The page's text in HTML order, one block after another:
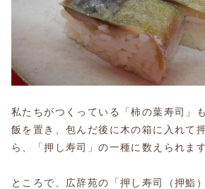
私たちがつくっている「柿の葉寿司」
飯を置き、包んだ後に木の箱に入れて
ら、「押し寿司」の一種に数えられます
ところで、広辞苑の「押し寿司（押鮨